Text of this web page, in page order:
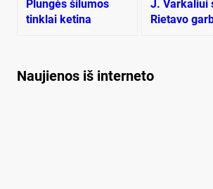
Plungės šilumos
tinklai ketina
J. Varkaliui
Rietavo
Naujienos iš interneto